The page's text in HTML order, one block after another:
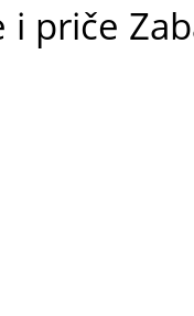
i priče